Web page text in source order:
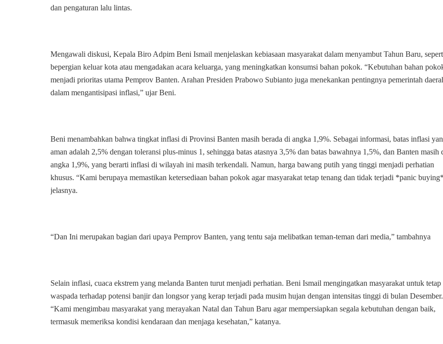
dan pengaturan lalu lintas.
Mengawali diskusi, Kepala Biro Adpim Beni Ismail menjelaskan kebiasaan masyarakat dalam menyambut Tahun Baru,
bepergian keluar kota atau mengadakan acara keluarga, yang meningkatkan konsumsi bahan pokok. “Kebutuhan bahan
menjadi prioritas utama Pemprov Banten. Arahan Presiden Prabowo Subianto juga menekankan pentingnya pemerintah
dalam mengantisipasi inflasi,” ujar Beni.
Beni menambahkan bahwa tingkat inflasi di Provinsi Banten masih berada di angka 1,9%. Sebagai informasi, batas inflasi
aman adalah 2,5% dengan toleransi plus-minus 1, sehingga batas atasnya 3,5% dan batas bawahnya 1,5%, dan Banten masih
angka 1,9%, yang berarti inflasi di wilayah ini masih terkendali. Namun, harga bawang putih yang tinggi menjadi perhatian
khusus. “Kami berupaya memastikan ketersediaan bahan pokok agar masyarakat tetap tenang dan tidak terjadi *panic
jelasnya.
“Dan Ini merupakan bagian dari upaya Pemprov Banten, yang tentu saja melibatkan teman-teman dari media,” tambahnya
Selain inflasi, cuaca ekstrem yang melanda Banten turut menjadi perhatian. Beni Ismail mengingatkan masyarakat untuk tetap
waspada terhadap potensi banjir dan longsor yang kerap terjadi pada musim hujan dengan intensitas tinggi di bulan Desember.
“Kami mengimbau masyarakat yang merayakan Natal dan Tahun Baru agar mempersiapkan segala kebutuhan dengan baik,
termasuk memeriksa kondisi kendaraan dan menjaga kesehatan,” katanya.